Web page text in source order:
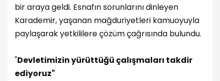
bir araya geldi. Esnafın sorunlarını dinleyen
Karademir, yaşanan mağduriyetleri kamuoyuyla
paylaşarak yetkililere çözüm çağrısında bulundu.
"Devletimizin yürüttüğü çalışmaları takdir
ediyoruz"